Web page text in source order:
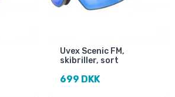
Uvex Scenic FM,
skibriller, sort
699 DKK